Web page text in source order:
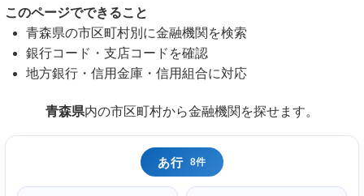
このページでできること
青森県の市区町村別に金融機関を検索
銀行コード・支店コードを確認
地方銀行・信用金庫・信用組合に対応
青森県内の市区町村から金融機関を探せます。
あ行 8件